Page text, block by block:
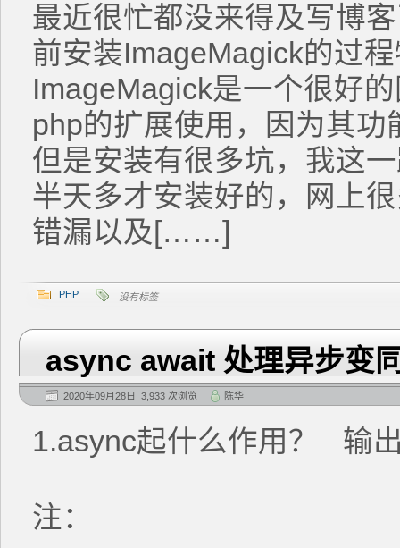
最近很忙都没来得及写博
前安装ImageMagick的过
ImageMagick是一个很好
php的扩展使用，因为其
但是安装有很多坑，我这
半天多才安装好的，网上
错漏以及[……]
PHP 没有标签
async await 处理异步变
2020年09月28日 3,933 次浏览 陈华
1.async起什么作用？ 输
注：